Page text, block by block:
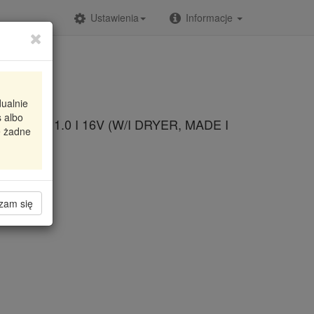
Informacje
Ustawienia
albo
żadne
się
(05-) 1.0 I 16V (W/I DRYER, MADE I